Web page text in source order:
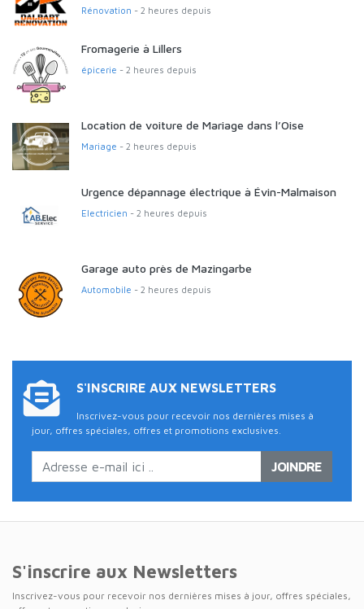
Rénovation - 2 heures depuis
Fromagerie à Lillers
épicerie - 2 heures depuis
Location de voiture de Mariage dans l’Oise
Mariage - 2 heures depuis
Urgence dépannage électrique à Évin-Malmaison
Electricien - 2 heures depuis
Garage auto près de Mazingarbe
Automobile - 2 heures depuis
S'INSCRIRE AUX NEWSLETTERS
Inscrivez-vous pour recevoir nos dernières mises à
jour, offres spéciales, offres et promotions exclusives.
JOINDRE
S'inscrire aux Newsletters
Inscrivez-vous pour recevoir nos dernières mises à jour, offres spéciales,